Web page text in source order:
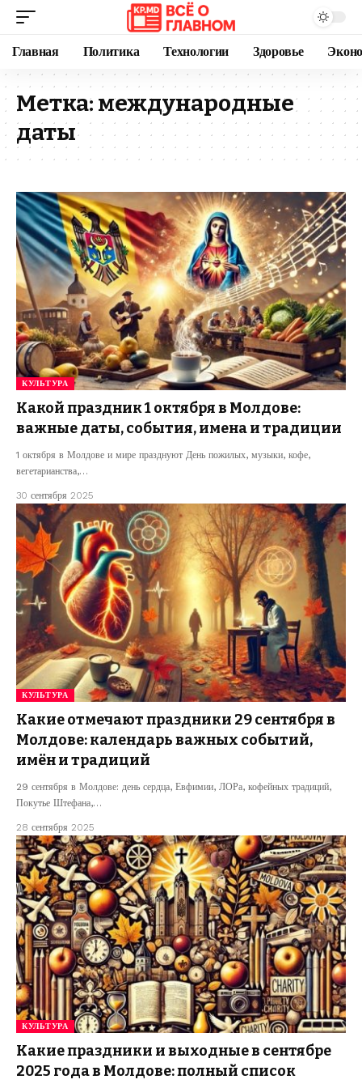
Главная Политика Технологии Здоровье
Метка: международные
даты
КУЛЬТУРА
Какой праздник 1 октября в Молдове:
важные даты, события, имена и традиции
1 октября в Молдове и мире празднуют День пожилых, музыки, кофе,
вегетарианства,…
30 сентября 2025
КУЛЬТУРА
Какие отмечают праздники 29 сентября в
Молдове: календарь важных событий,
имён и традиций
29 сентября в Молдове: день сердца, Евфимии, ЛОРа, кофейных традиций,
Покутье Штефана,…
28 сентября 2025
КУЛЬТУРА
Какие праздники и выходные в сентябре
2025 года в Молдове: полный список